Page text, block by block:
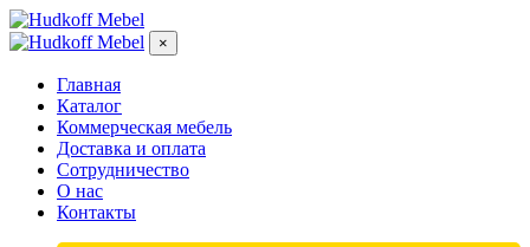
×
Главная
Каталог
Коммерческая мебель
Доставка и оплата
Сотрудничество
О нас
Контакты